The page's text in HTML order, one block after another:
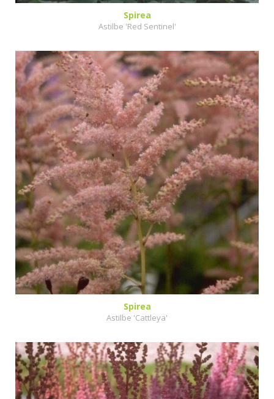
Spirea
Astilbe 'Red Sentinel'
Spirea
Astilbe 'Cattleya'